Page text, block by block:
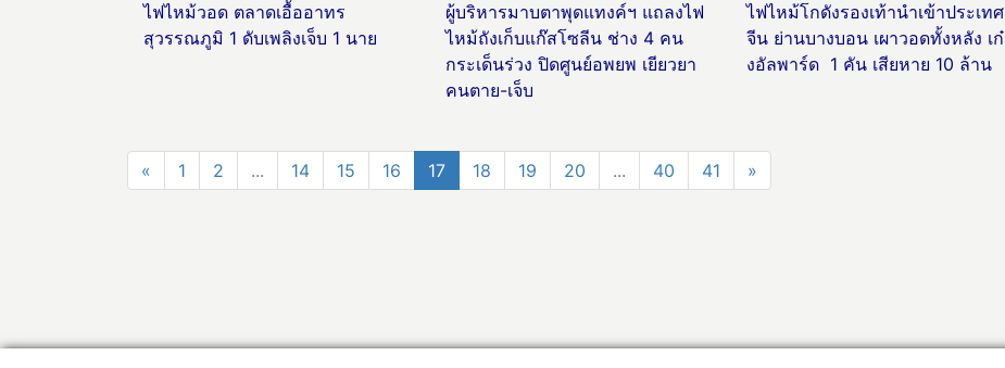
ไฟไหม้วอด ตลาดเอื้ออาทร
สุวรรณภูมิ 1 ดับเพลิงเจ็บ 1 นาย
ผู้บริหารมาบตาพุดแทงค์ฯ แถลงไฟ
ไหม้ถังเก็บแก๊สโซลีน ช่าง 4 คน
กระเด็นร่วง ปิดศูนย์อพยพ เยียวยา
คนตาย-เจ็บ
ไฟไหม้โกดังรองเท้านำเข้าประเทศ
จีน ย่านบางบอน เผาวอดทั้งหลัง เก๋
งอัลพาร์ด 1 คัน เสียหาย 10 ล้าน
« 1 2 ... 14 15 16 17 18 19 20 ... 40 41 »